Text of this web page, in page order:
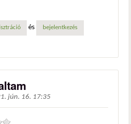
és bejelentkezés
jún. 16. 17:35